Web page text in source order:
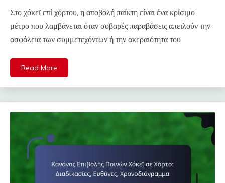
Στο χόκεϊ επί χόρτου, η αποβολή παίκτη είναι ένα κρίσιμο
μέτρο που λαμβάνεται όταν σοβαρές παραβάσεις απειλούν την
ασφάλεια των συμμετεχόντων ή την ακεραιότητα του
Read More